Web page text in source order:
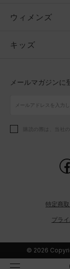
ウィメンズ
キッズ
アクセサリー
トップス
ボトムス
アクセサリー
ウィメンズ
トップス
シューズ
アクセサリー
キッズ
シューズ
メールマガジンに
購読の際は、当社の
特定商
プラ
© 2026